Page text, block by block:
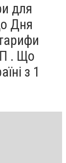
для
Дня
. Що
з 1